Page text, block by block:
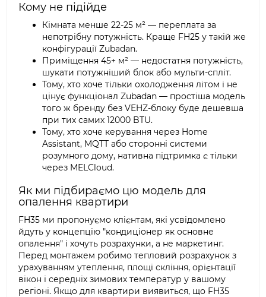
Кому не підійде
Кімната менше 22-25 м² — переплата за
непотрібну потужність. Краще FH25 у такій же
конфігурації Zubadan.
Приміщення 45+ м² — недостатня потужність,
шукати потужніший блок або мульти-спліт.
Тому, хто хоче тільки охолодження літом і не
цінує функціонал Zubadan — простіша модель
того ж бренду без VEHZ-блоку буде дешевша
при тих самих 12000 BTU.
Тому, хто хоче керування через Home
Assistant, MQTT або сторонні системи
розумного дому, нативна підтримка є тільки
через MELCloud.
Як ми підбираємо цю модель для
опалення квартири
FH35 ми пропонуємо клієнтам, які усвідомлено
йдуть у концепцію "кондиціонер як основне
опалення" і хочуть розрахунки, а не маркетинг.
Перед монтажем робимо тепловий розрахунок з
урахуванням утеплення, площі скління, орієнтації
вікон і середніх зимових температур у вашому
регіоні. Якщо для квартири виявиться, що FH35